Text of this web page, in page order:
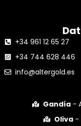
+34 961 12 65 27
+34 744 628 446
info@altergold.es
Gandía -
Oliva -